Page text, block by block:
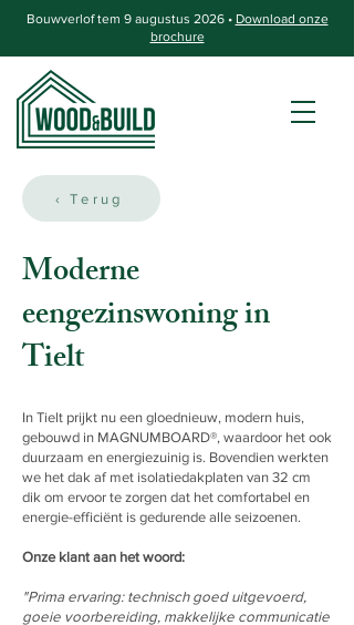
Bouwverlof tem 9 augustus 2026 • Download onze
brochure
‹ Terug
Moderne
eengezinswoning in
Tielt
In Tielt prijkt nu een gloednieuw, modern huis,
gebouwd in MAGNUMBOARD®, waardoor het ook
duurzaam en energiezuinig is. Bovendien werkten
we het dak af met isolatiedakplaten van 32 cm
dik om ervoor te zorgen dat het comfortabel en
energie-efficiënt is gedurende alle seizoenen.
Onze klant aan het woord:
"Prima ervaring: technisch goed uitgevoerd,
goeie voorbereiding, makkelijke communicatie